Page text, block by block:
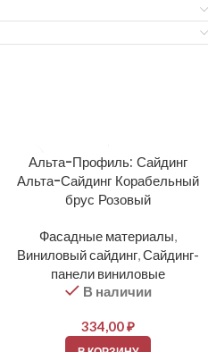
Альта-Профиль: Сайдинг
Альта-Сайдинг Корабельный
брус Розовый
Фасадные материалы,
Виниловый сайдинг,Сайдинг-
панели виниловые
В наличии
334,00₽